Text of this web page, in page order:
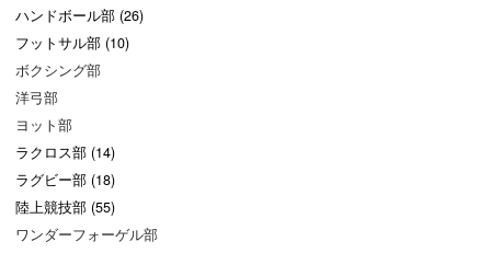
ハンドボール部 (26)
フットサル部 (10)
ボクシング部
洋弓部
ヨット部
ラクロス部 (14)
ラグビー部 (18)
陸上競技部 (55)
ワンダーフォーゲル部